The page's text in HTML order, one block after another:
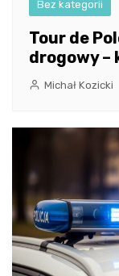
Bez kategorii
Tour de
drogowy –
Michał Kozicki